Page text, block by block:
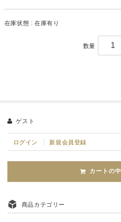
在庫状態 : 在庫有り
数量
ゲスト
ログイン 新規会員登録
カートの中
商品カテゴリー